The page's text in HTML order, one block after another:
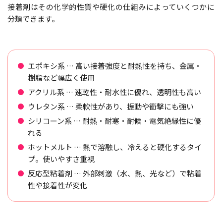
接着剤はその化学的性質や硬化の仕組みによっていくつかに
分類できます。
エポキシ系 … 高い接着強度と耐熱性を持ち、金属・
樹脂など幅広く使用
アクリル系 … 速乾性・耐水性に優れ、透明性も高い
ウレタン系 … 柔軟性があり、振動や衝撃にも強い
シリコーン系 … 耐熱・耐寒・耐候・電気絶縁性に優
れる
ホットメルト … 熱で溶融し、冷えると硬化するタイ
プ。使いやすさ重視
反応型粘着剤 … 外部刺激（水、熱、光など）で粘着
性や接着性が変化